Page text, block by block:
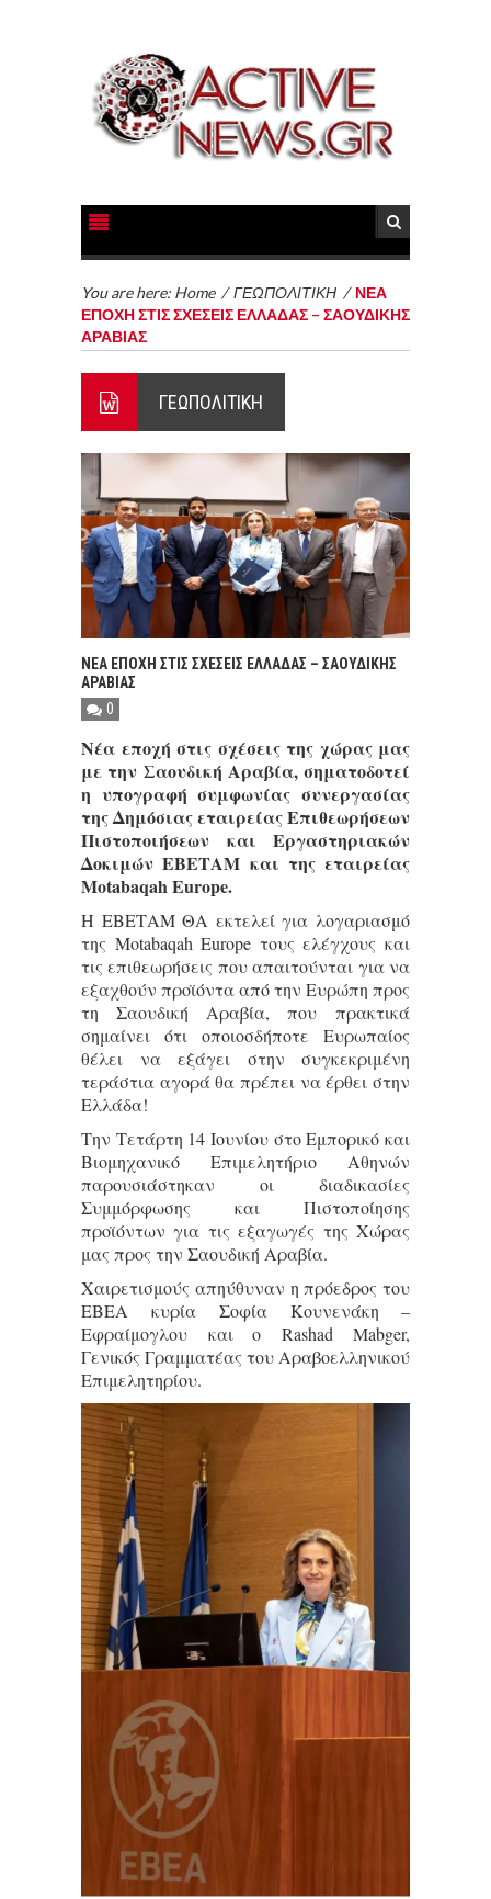
You are here: Home /ΓΕΩΠΟΛΙΤΙΚΗ / ΝΕΑ
ΕΠΟΧΗ ΣΤΙΣ ΣΧΕΣΕΙΣ ΕΛΛΑΔΑΣ – ΣΑΟΥΔΙΚΗΣ
ΑΡΑΒΙΑΣ
ΓΕΩΠΟΛΙΤΙΚΗ
ΝΕΑ ΕΠΟΧΗ ΣΤΙΣ ΣΧΕΣΕΙΣ ΕΛΛΑΔΑΣ – ΣΑΟΥΔΙΚΗΣ
ΑΡΑΒΙΑΣ
0
Νέα εποχή στις σχέσεις της χώρας μας
με την Σαουδική Αραβία, σηματοδοτεί
η υπογραφή συμφωνίας συνεργασίας
της Δημόσιας εταιρείας Επιθεωρήσεων
Πιστοποιήσεων και Εργαστηριακών
Δοκιμών ΕΒΕΤΑΜ και της εταιρείας
Motabaqah Europe.
Η ΕΒΕΤΑΜ ΘΑ εκτελεί για λογαριασμό
της Motabaqah Europe τους ελέγχους και
τις επιθεωρήσεις που απαιτούνται για να
εξαχθούν προϊόντα από την Ευρώπη προς
τη Σαουδική Αραβία, που πρακτικά
σημαίνει ότι οποιοσδήποτε Ευρωπαίος
θέλει να εξάγει στην συγκεκριμένη
τεράστια αγορά θα πρέπει να έρθει στην
Ελλάδα!
Την Τετάρτη 14 Ιουνίου στο Εμπορικό και
Βιομηχανικό Επιμελητήριο Αθηνών
παρουσιάστηκαν οι διαδικασίες
Συμμόρφωσης και Πιστοποίησης
προϊόντων για τις εξαγωγές της Χώρας
μας προς την Σαουδική Αραβία.
Χαιρετισμούς απηύθυναν η πρόεδρος του
ΕΒΕΑ κυρία Σοφία Κουνενάκη –
Εφραίμογλου και ο Rashad Mabger,
Γενικός Γραμματέας του Αραβοελληνικού
Επιμελητηρίου.